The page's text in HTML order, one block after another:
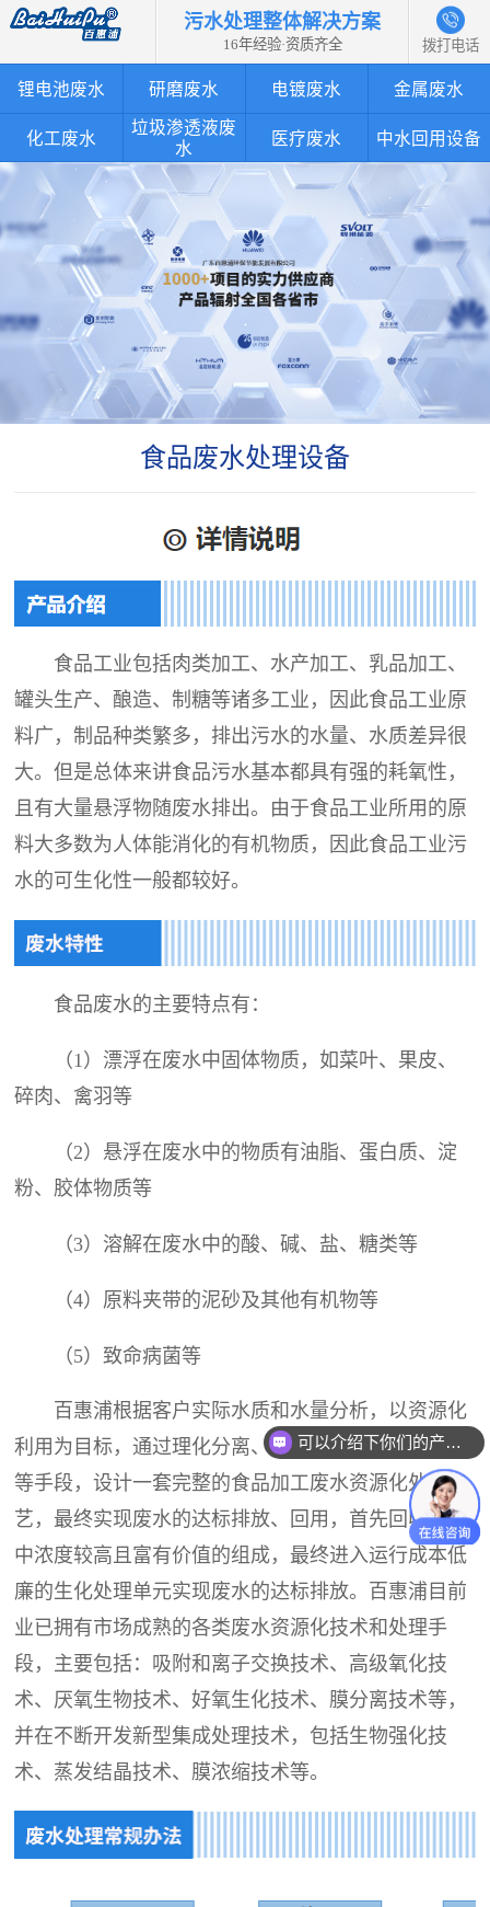
污水处理整体解决方案
16年经验·资质齐全 拨打电话
锂电池废水 研磨废水 电镀废水 金属废水
化工废水
垃圾渗透液废
水
医疗废水 中水回用设备
食品废水处理设备
食品工业包括肉类加工、水产加工、乳品加工、
罐头生产、酿造、制糖等诸多工业，因此食品工业原
料广，制品种类繁多，排出污水的水量、水质差异很
大。但是总体来讲食品污水基本都具有强的耗氧性，
且有大量悬浮物随废水排出。由于食品工业所用的原
料大多数为人体能消化的有机物质，因此食品工业污
水的可生化性一般都较好。
食品废水的主要特点有：
（1）漂浮在废水中固体物质，如菜叶、果皮、
碎肉、禽羽等
（2）悬浮在废水中的物质有油脂、蛋白质、淀
粉、胶体物质等
（3）溶解在废水中的酸、碱、盐、糖类等
（4）原料夹带的泥砂及其他有机物等
（5）致命病菌等
百惠浦根据客户实际水质和水量分析，以资源化
利用为目标，通过理化分离、高级氧化、微生物生化
等手段，设计一套完整的食品加工废水资源化处理工
艺，最终实现废水的达标排放、回用，首先回收废水
中浓度较高且富有价值的组成，最终进入运行成本低
廉的生化处理单元实现废水的达标排放。百惠浦目前
业已拥有市场成熟的各类废水资源化技术和处理手
段，主要包括：吸附和离子交换技术、高级氧化技
术、厌氧生物技术、好氧生化技术、膜分离技术等，
并在不断开发新型集成处理技术，包括生物强化技
术、蒸发结晶技术、膜浓缩技术等。
可以介绍下你们的产品么？